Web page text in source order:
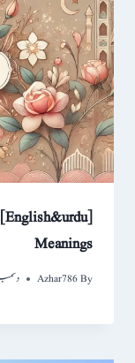
Meanings
By
Azhar786 دسمبر